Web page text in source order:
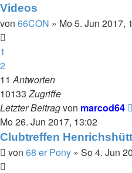
Videos
von 66CON » Mo 5. Jun 2017,
1
2
11Antworten
10133Zugriffe
Letzter Beitragvon marcod64
Mo 26. Jun 2017, 13:02
Clubtreffen
von 68 er Pony » So 4. Jun